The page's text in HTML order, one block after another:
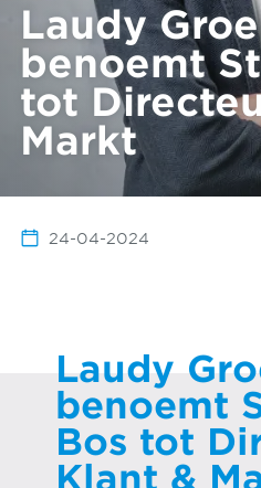
Laudy
benoemt
tot
Markt
24-04-2024
Laudy
benoemt
Bos tot
Klant &